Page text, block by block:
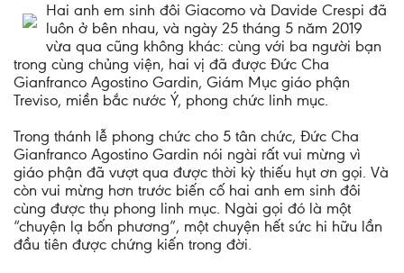
Hai anh em sinh đôi Giacomo và Davide Crespi đã
luôn ở bên nhau, và ngày 25 tháng 5 năm 2019
vừa qua cũng không khác: cùng với ba người bạn
trong cùng chủng viện, hai vị đã được Đức Cha
Gianfranco Agostino Gardin, Giám Mục giáo phận
Treviso, miền bắc nước Ý, phong chức linh mục.
Trong thánh lễ phong chức cho 5 tân chức, Đức Cha
Gianfranco Agostino Gardin nói ngài rất vui mừng vì
giáo phận đã vượt qua được thời kỳ thiếu hụt ơn gọi. Và
còn vui mừng hơn trước biến cố hai anh em sinh đôi
cùng được thụ phong linh mục. Ngài gọi đó là một
“chuyện lạ bốn phương”, một chuyện hết sức hi hữu lần
đầu tiên được chứng kiến trong đời.